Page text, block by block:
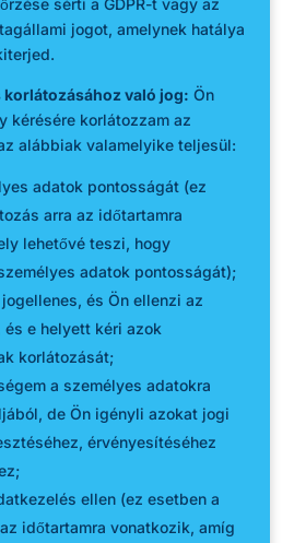
sérti a GDPR-t vagy az
jogot, amelynek hatálya
korlátozásához való jog: Ön
kérésére korlátozzam az
alábbiak valamelyike teljesül:
adatok pontosságát (ez
arra az időtartamra
lehetővé teszi, hogy
adatok pontosságát);
és Ön ellenzi az
e helyett kéri azok
korlátozását;
a személyes adatokra
de Ön igényli azokat jogi
érvényesítéséhez
ellen (ez esetben a
időtartamra vonatkozik, amíg